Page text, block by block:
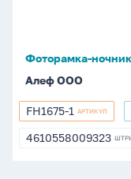
Фоторамка-
Алеф ООО
FH1675-
1
FH1675-1 АРТИКУЛ
4610558009323
4610558009323